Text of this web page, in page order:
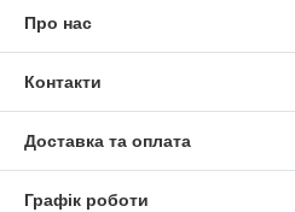
Про нас
Контакти
Доставка та оплата
Графік роботи